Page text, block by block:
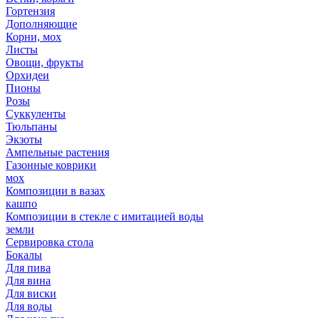
Гортензия
Дополняющие
Корни, мох
Листы
Овощи, фрукты
Орхидеи
Пионы
Розы
Суккуленты
Тюльпаны
Экзоты
Ампельные растения
Газонные коврики
мох
Композиции в вазах
кашпо
Композиции в стекле с имитацией воды
земли
Сервировка стола
Бокалы
Для пива
Для вина
Для виски
Для воды